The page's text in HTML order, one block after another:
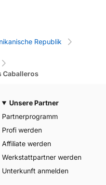
Republik
Caballeros
Unsere Partner
Partnerprogramm
Profi werden
Affiliate werden
Werkstattpartner werden
Unterkunft anmelden